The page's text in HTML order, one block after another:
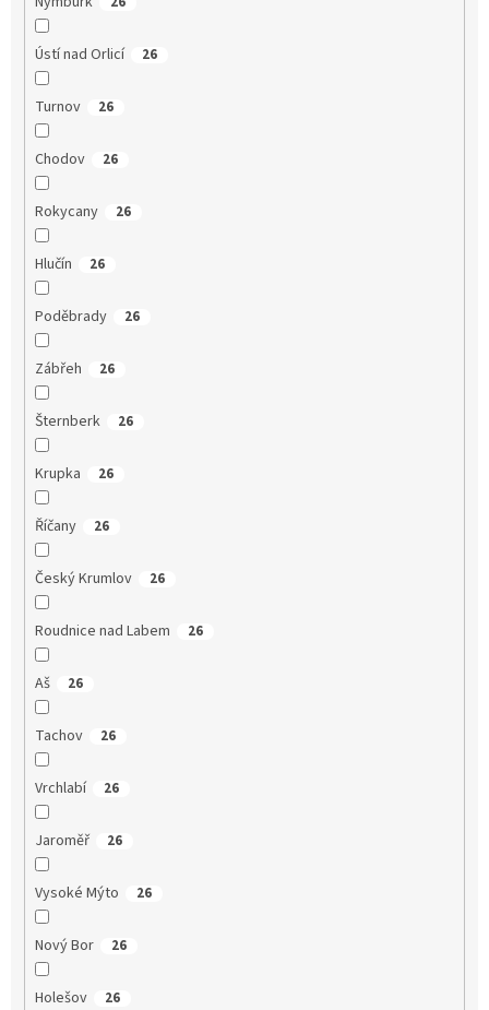
Ústí nad Orlicí 26
Turnov 26
Chodov 26
Rokycany 26
Hlučín 26
Poděbrady 26
Zábřeh 26
Šternberk 26
Krupka 26
Říčany 26
Český Krumlov 26
Roudnice nad Labem 26
Aš 26
Tachov 26
Vrchlabí 26
Jaroměř 26
Vysoké Mýto 26
Nový Bor 26
Holešov 26